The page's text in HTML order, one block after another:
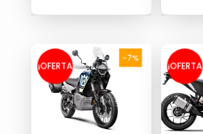
-7%
¡OFERTA ¡OFERTA
!